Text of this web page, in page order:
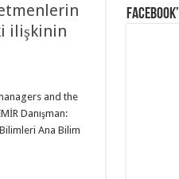
ilişkinin
and the
Danışman:
Ana Bilim